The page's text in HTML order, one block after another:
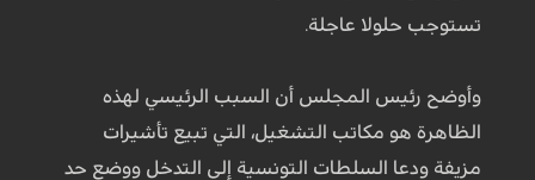
تستوجب حلولا عاجلة.
وأوضح رئيس المجلس أن السبب الرئيسي لهذه
الظاهرة هو مكاتب التشغيل، التي تبيع تأشيرات
مزيفة ودعا السلطات التونسية إلى التدخل ووضع حد